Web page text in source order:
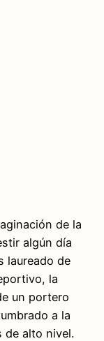
de la
algún día
laureado de
la
un portero
a la
de alto nivel.